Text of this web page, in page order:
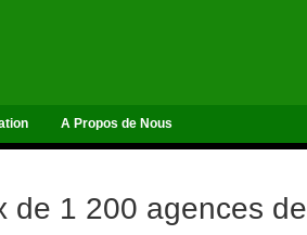
A Propos de Nous
de 1 200 agences